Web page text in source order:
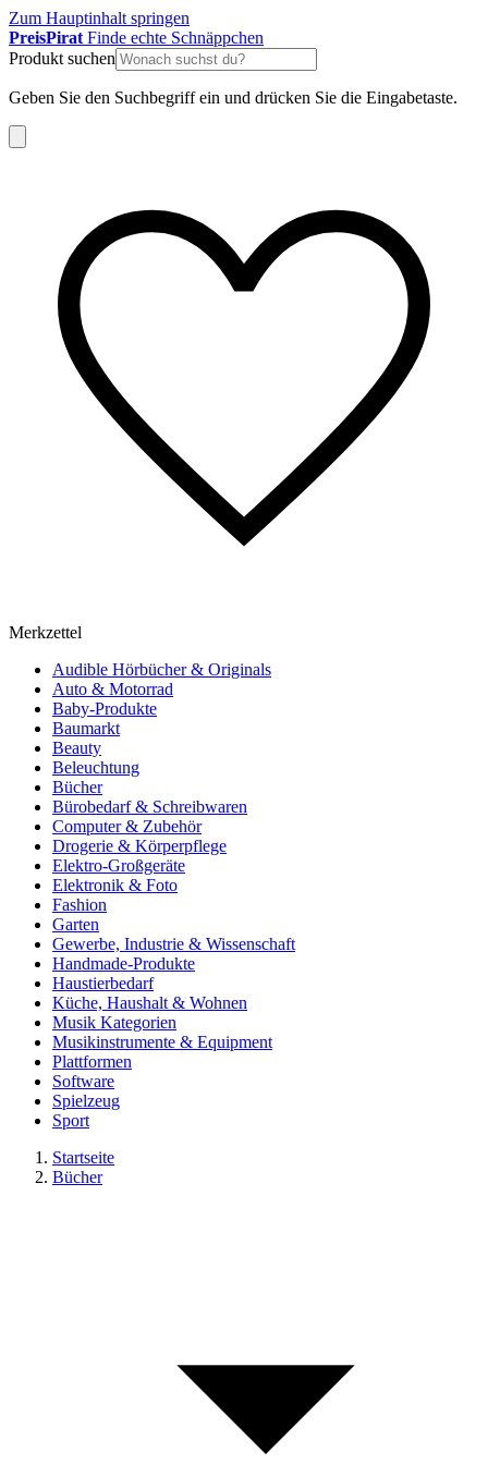
Zum Hauptinhalt springen
PreisPirat Finde echte Schnäppchen
Produkt suchen
Geben Sie den Suchbegriff ein und drücken Sie die Eingabetaste.
Merkzettel
Audible Hörbücher & Originals
Auto & Motorrad
Baby-Produkte
Baumarkt
Beauty
Beleuchtung
Bücher
Bürobedarf & Schreibwaren
Computer & Zubehör
Drogerie & Körperpflege
Elektro-Großgeräte
Elektronik & Foto
Fashion
Garten
Gewerbe, Industrie & Wissenschaft
Handmade-Produkte
Haustierbedarf
Küche, Haushalt & Wohnen
Musik Kategorien
Musikinstrumente & Equipment
Plattformen
Software
Spielzeug
Sport
Startseite
Bücher